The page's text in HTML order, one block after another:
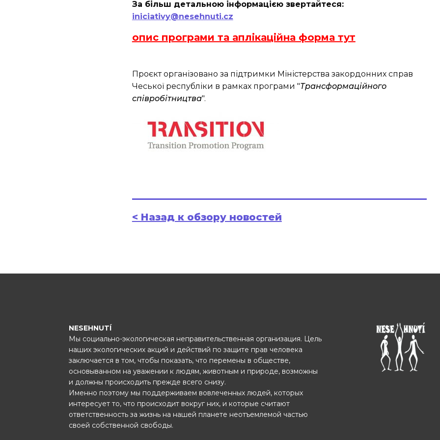
За більш детальною інформацією звертайтеся:
iniciativy@nesehnuti.cz
опис програми та аплікаційна форма тут
Проєкт організовано за підтримки Міністерства закордонних справ
Чеської республіки в рамках програми "Трансформаційного
співробітництва".
< Назад к обзору новостей
NESEHNUTÍ
Мы социально-экологическая неправительственная организация. Цель
наших экологических акций и действий по защите прав человека
заключается в том, чтобы показать, что перемены в обществе,
основыванном на уважении к людям, животным и природе, возможны
и должны происходить прежде всего снизу.
Именно поэтому мы поддерживаем вовлеченных людей, которых
интересует то, что происходит вокруг них, и которые считают
ответственность за жизнь на нашей планете неотъемлемой частью
своей собственной свободы.